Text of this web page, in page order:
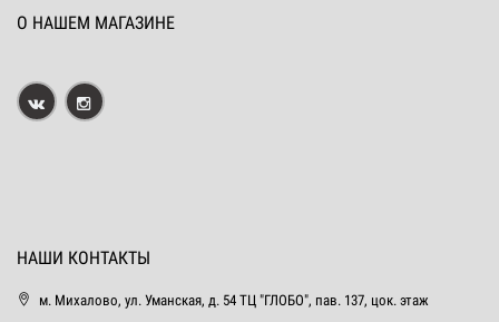
О НАШЕМ МАГАЗИНЕ
НАШИ КОНТАКТЫ
м. Михалово, ул. Уманская, д. 54 ТЦ "ГЛОБО", пав. 137, цок. этаж